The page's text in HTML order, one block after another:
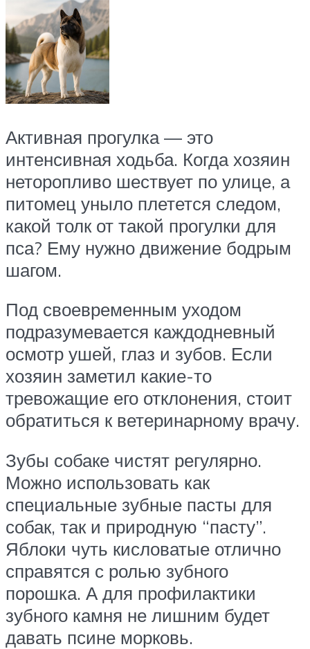
Активная прогулка — это
интенсивная ходьба. Когда хозяин
неторопливо шествует по улице, а
питомец уныло плетется следом,
какой толк от такой прогулки для
пса? Ему нужно движение бодрым
шагом.
Под своевременным уходом
подразумевается каждодневный
осмотр ушей, глаз и зубов. Если
хозяин заметил какие-то
тревожащие его отклонения, стоит
обратиться к ветеринарному врачу.
Зубы собаке чистят регулярно.
Можно использовать как
специальные зубные пасты для
собак, так и природную “пасту”.
Яблоки чуть кисловатые отлично
справятся с ролью зубного
порошка. А для профилактики
зубного камня не лишним будет
давать псине морковь.